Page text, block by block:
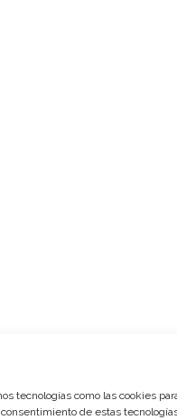
tecnologías como las cookies
de estas